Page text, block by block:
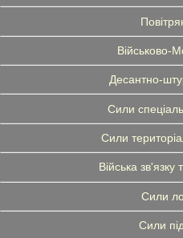
Військово-
Десантно-
Сили
Сили
Війська зв'язку
Сили
Сили